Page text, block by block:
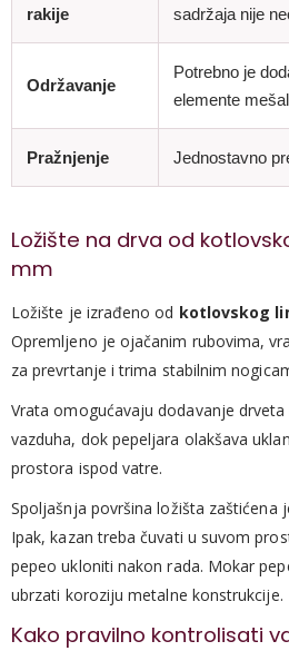
rakije
sadržaja nije
Održavanje
Potrebno je
elemente
Pražnjenje Jednostavno
Ložište na drva od
mm
Ložište je izrađeno od kotlovskog
Opremljeno je ojačanim rubovima,
za prevrtanje i trima stabilnim
Vrata omogućavaju dodavanje
vazduha, dok pepeljara olakšava
prostora ispod vatre.
Spoljašnja površina ložišta zaštićena
Ipak, kazan treba čuvati u suvom
pepeo ukloniti nakon rada. Mokar
ubrzati koroziju metalne konstrukcije.
Kako pravilno kontrolisati